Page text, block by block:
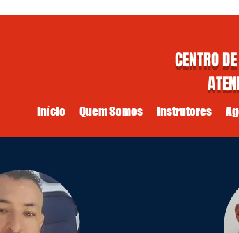
CENTRO
Início Quem Somos Instrutores
A.